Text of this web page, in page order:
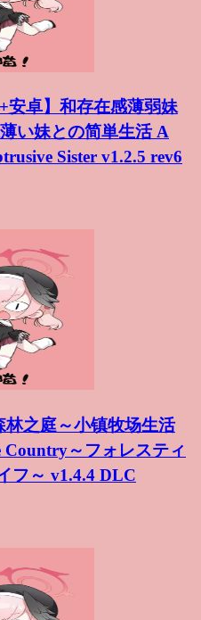
安卓】和存在感薄弱妹
い妹との简単生活 A
Sister v1.2.5 rev6
林之庭～小镇牧场生活
～フォレスティ
フ～ v1.4.4 DLC